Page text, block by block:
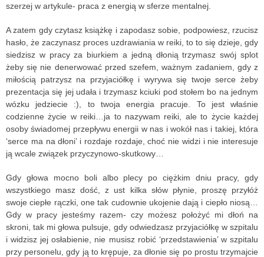
szerzej w artykule- praca z energią w sferze mentalnej.
A zatem gdy czytasz książkę i zapodasz sobie, podpowiesz, rzucisz
hasło, że zaczynasz proces uzdrawiania w reiki, to to się dzieje, gdy
siedzisz w pracy za biurkiem a jedną dłonią trzymasz swój splot
żeby się nie denerwować przed szefem, ważnym zadaniem, gdy z
miłością patrzysz na przyjaciółkę i wyrywa się twoje serce żeby
prezentacja się jej udała i trzymasz kciuki pod stołem bo na jednym
wózku jedziecie :), to twoja energia pracuje. To jest właśnie
codzienne życie w reiki…ja to nazywam reiki, ale to życie każdej
osoby świadomej przepływu energii w nas i wokół nas i takiej, która
‘serce ma na dłoni’ i rozdaje rozdaje, choć nie widzi i nie interesuje
ją wcale związek przyczynowo-skutkowy…
Gdy głowa mocno boli albo plecy po ciężkim dniu pracy, gdy
wszystkiego masz dość, z ust kilka słów płynie, proszę przyłóż
swoje ciepłe rączki, one tak cudownie ukojenie dają i ciepło niosą…
Gdy w pracy jesteśmy razem- czy możesz położyć mi dłoń na
skroni, tak mi głowa pulsuje, gdy odwiedzasz przyjaciółkę w szpitalu
i widzisz jej osłabienie, nie musisz robić ‘przedstawienia’ w szpitalu
przy personelu, gdy ją to krępuje, za dłonie się po prostu trzymajcie